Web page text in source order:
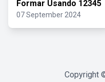
Formar Usando 12345
07 September 2024
Copyright